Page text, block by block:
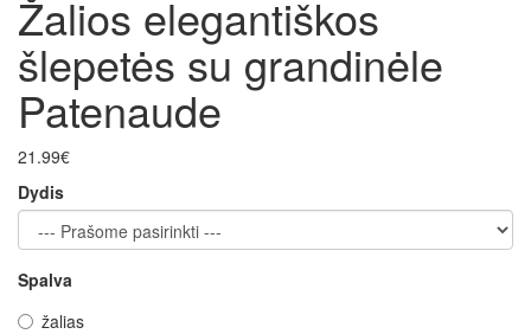
Žalios elegantiškos
šlepetės su grandinėle
Patenaude
21.99€
Dydis
Spalva
žalias